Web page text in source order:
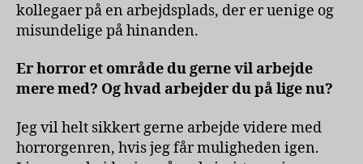
kollegaer på en arbejdsplads, der er uenige og
misundelige på hinanden.
Er horror et område du gerne vil arbejde
mere med? Og hvad arbejder du på lige nu?
Jeg vil helt sikkert gerne arbejde videre med
horrorgenren, hvis jeg får muligheden igen.